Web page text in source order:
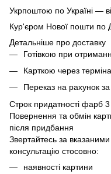
Укрпоштою по Україні —
Кур'єром Нової пошти по
Детальніше про доставку
Готівкою при
Карткою через
Переказ на рахунок
Строк придатності фарб 3
Повернення та обмін
після придбання
Звертайтесь за
консультацію стосовно:
наявності картини